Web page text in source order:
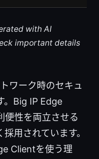
with AI
important details
ワーク時のセキュ
。Big IP Edge
便性を両立させる
用されています。
Clientを使う理